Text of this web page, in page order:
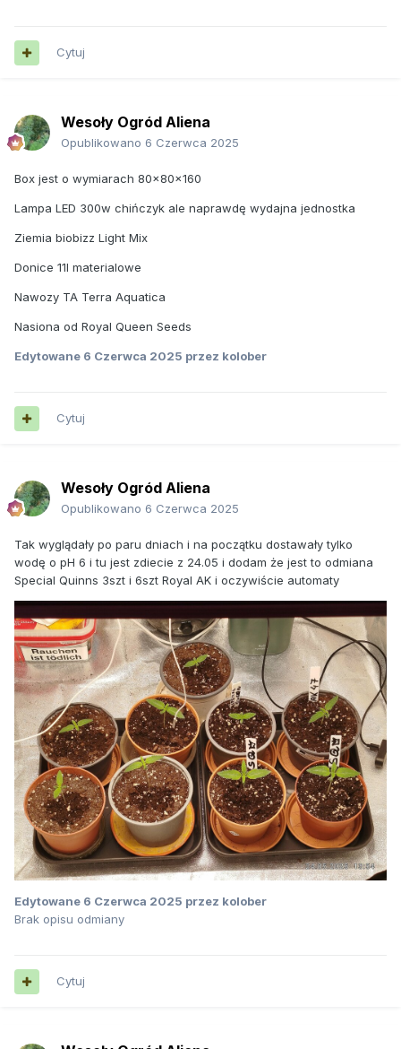
Cytuj
Wesoły Ogród Aliena
Opublikowano 6 Czerwca 2025
Box jest o wymiarach 80×80×160
Lampa LED 300w chińczyk ale naprawdę wydajna jednostka
Ziemia biobizz Light Mix
Donice 11l materialowe
Nawozy TA Terra Aquatica
Nasiona od Royal Queen Seeds
Edytowane 6 Czerwca 2025 przez kolober
Cytuj
Wesoły Ogród Aliena
Opublikowano 6 Czerwca 2025
Tak wyglądały po paru dniach i na początku dostawały tylko
wodę o pH 6 i tu jest zdiecie z 24.05 i dodam że jest to odmiana
Special Quinns 3szt i 6szt Royal AK i oczywiście automaty
Edytowane 6 Czerwca 2025 przez kolober
Brak opisu odmiany
Cytuj